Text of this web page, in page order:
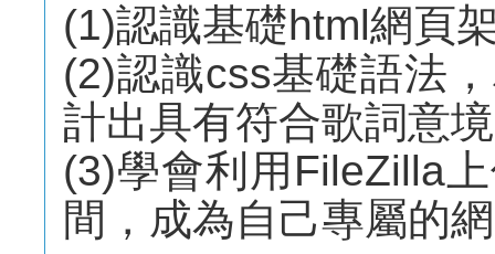
(1)認識基礎html網頁
(2)認識css基礎語法
計出具有符合歌詞意
(3)學會利用FileZilla
間，成為自己專屬的